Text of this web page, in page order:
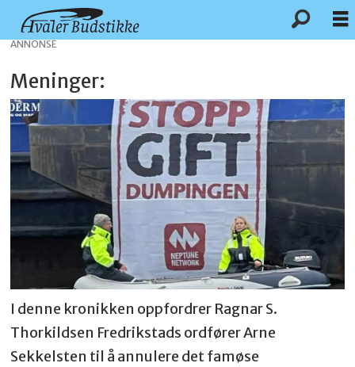
ANNONSE
Meninger:
I denne kronikken oppfordrer Ragnar S.
Thorkildsen Fredrikstads ordfører Arne
Sekkelsten til å annulere det famøse